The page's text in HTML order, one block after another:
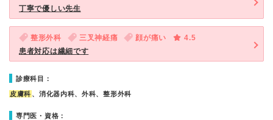
丁寧で優しい先生
整形外科 三叉神経痛 顔が痛い
4.5
患者対応は繊細です
診療科目：
皮膚科 、消化器内科、外科、整形外科
専門医・資格：